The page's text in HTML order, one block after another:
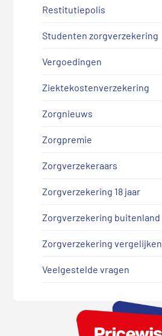
Restitutiepolis
Studenten zorgverzekering
Vergoedingen
Ziektekostenverzekering
Zorgnieuws
Zorgpremie
Zorgverzekeraars
Zorgverzekering 18 jaar
Zorgverzekering buitenland
Zorgverzekering vergelijken
Veelgestelde vragen